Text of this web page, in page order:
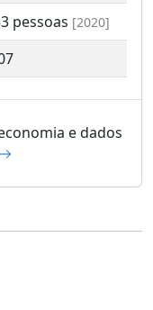
pessoas [2020]
e dados